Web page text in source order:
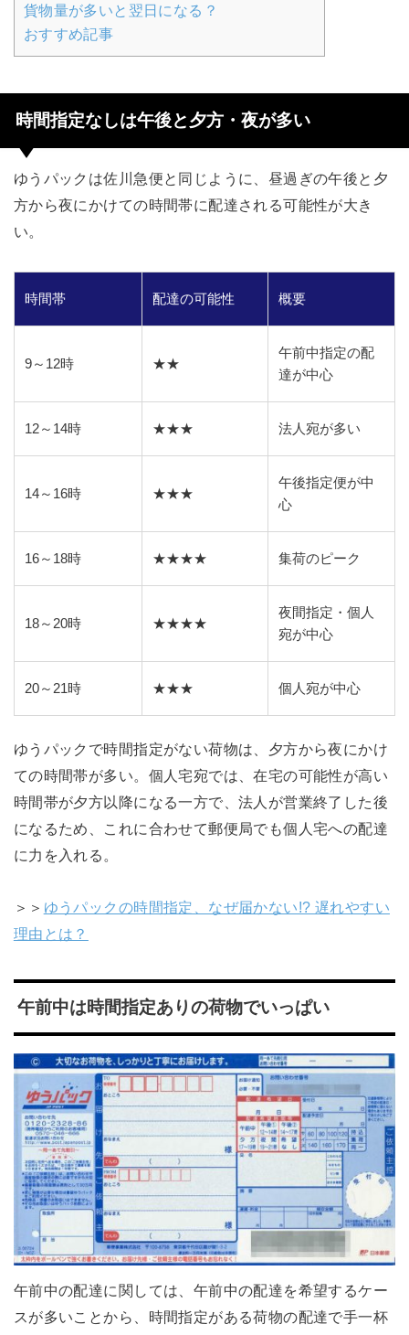
貨物量が多いと翌日になる？
おすすめ記事
時間指定なしは午後と夕方・夜が多い
ゆうパックは佐川急便と同じように、昼過ぎの午後と夕
方から夜にかけての時間帯に配達される可能性が大き
い。
時間帯 配達の可能性 概要
9～12時 ★★
午前中指定の配
達が中心
12～14時 ★★★ 法人宛が多い
14～16時 ★★★
午後指定便が中
心
16～18時 ★★★★ 集荷のピーク
18～20時 ★★★★
夜間指定・個人
宛が中心
20～21時 ★★★ 個人宛が中心
ゆうパックで時間指定がない荷物は、夕方から夜にかけ
ての時間帯が多い。個人宅宛では、在宅の可能性が高い
時間帯が夕方以降になる一方で、法人が営業終了した後
になるため、これに合わせて郵便局でも個人宅への配達
に力を入れる。
＞＞ ゆうパックの時間指定、なぜ届かない!? 遅れやすい
理由とは？
午前中は時間指定ありの荷物でいっぱい
午前中の配達に関しては、午前中の配達を希望するケー
スが多いことから、時間指定がある荷物の配達で手一杯